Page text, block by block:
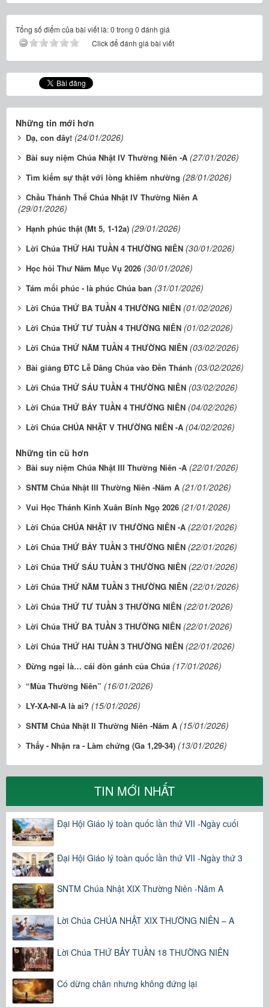
Tổng số điểm của bài viết là: 0 trong 0 đánh giá
Click để đánh giá bài viết
Những tin mới hơn
Dạ, con đây! (24/01/2026)
Bài suy niệm Chúa Nhật IV Thường Niên -A (27/01/2026)
Tìm kiếm sự thật với lòng khiêm nhường (28/01/2026)
Chầu Thánh Thể Chúa Nhật IV Thường Niên A
(29/01/2026)
Hạnh phúc thật (Mt 5, 1-12a) (29/01/2026)
Lời Chúa THỨ HAI TUẦN 4 THƯỜNG NIÊN (30/01/2026)
Học hỏi Thư Năm Mục Vụ 2026 (30/01/2026)
Tám mối phúc - là phúc Chúa ban (31/01/2026)
Lời Chúa THỨ BA TUẦN 4 THƯỜNG NIÊN (01/02/2026)
Lời Chúa THỨ TƯ TUẦN 4 THƯỜNG NIÊN (01/02/2026)
Lời Chúa THỨ NĂM TUẦN 4 THƯỜNG NIÊN (03/02/2026)
Bài giảng ĐTC Lễ Dâng Chúa vào Đền Thánh (03/02/2026)
Lời Chúa THỨ SÁU TUẦN 4 THƯỜNG NIÊN (03/02/2026)
Lời Chúa THỨ BẢY TUẦN 4 THƯỜNG NIÊN (04/02/2026)
Lời Chúa CHÚA NHẬT V THƯỜNG NIÊN -A (04/02/2026)
Những tin cũ hơn
Bài suy niệm Chúa Nhật III Thường Niên -A (22/01/2026)
SNTM Chúa Nhật III Thường Niên -Năm A (21/01/2026)
Vui Học Thánh Kinh Xuân Bính Ngọ 2026 (21/01/2026)
Lời Chúa CHÚA NHẬT IV THƯỜNG NIÊN -A (22/01/2026)
Lời Chúa THỨ BẢY TUẦN 3 THƯỜNG NIÊN (22/01/2026)
Lời Chúa THỨ SÁU TUẦN 3 THƯỜNG NIÊN (22/01/2026)
Lời Chúa THỨ NĂM TUẦN 3 THƯỜNG NIÊN (22/01/2026)
Lời Chúa THỨ TƯ TUẦN 3 THƯỜNG NIÊN (22/01/2026)
Lời Chúa THỨ BA TUẦN 3 THƯỜNG NIÊN (22/01/2026)
Lời Chúa THỨ HAI TUẦN 3 THƯỜNG NIÊN (22/01/2026)
Đừng ngại là… cái đòn gánh của Chúa (17/01/2026)
“Mùa Thường Niên” (16/01/2026)
LY-XA-NI-A là ai? (15/01/2026)
SNTM Chúa Nhật II Thường Niên -Năm A (15/01/2026)
Thấy - Nhận ra - Làm chứng (Ga 1,29-34) (13/01/2026)
TIN MỚI NHẤT
Đại Hội Giáo lý toàn quốc lần thứ VII -Ngày cuối
Đại Hội Giáo lý toàn quốc lần thứ VII -Ngày thứ 3
SNTM Chúa Nhật XIX Thường Niên -Năm A
Lời Chúa CHÚA NHẬT XIX THƯỜNG NIÊN – A
Lời Chúa THỨ BẢY TUẦN 18 THƯỜNG NIÊN
Có dừng chân nhưng không đứng lại